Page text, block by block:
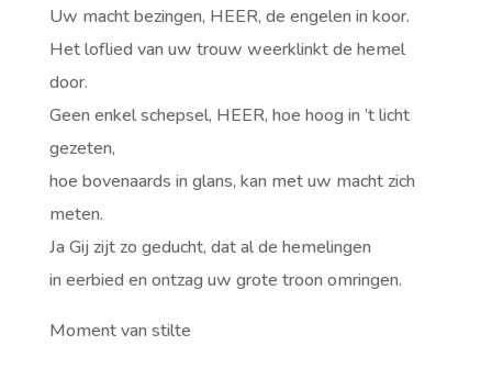
Uw macht bezingen, HEER, de engelen in koor.
Het loflied van uw trouw weerklinkt de hemel
door.
Geen enkel schepsel, HEER, hoe hoog in ’t licht
gezeten,
hoe bovenaards in glans, kan met uw macht zich
meten.
Ja Gij zijt zo geducht, dat al de hemelingen
in eerbied en ontzag uw grote troon omringen.
Moment van stilte